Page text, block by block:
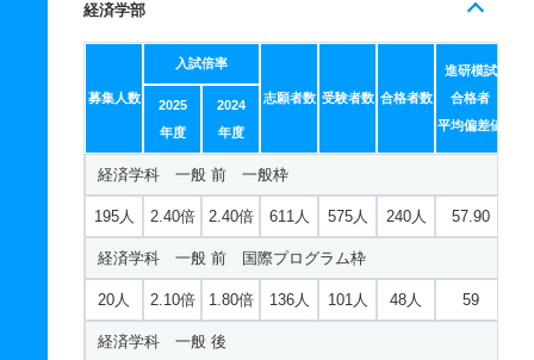
経済学部
募集人数
入試倍率
志願者数 受験者数 合格者数
進研模試
合格者
平均偏差値
2025
年度
2024
年度
経済学科 一般 前 一般枠
195人 2.40倍 2.40倍 611人 575人 240人 57.90
経済学科 一般 前 国際プログラム枠
20人 2.10倍 1.80倍 136人 101人 48人 59
経済学科 一般 後